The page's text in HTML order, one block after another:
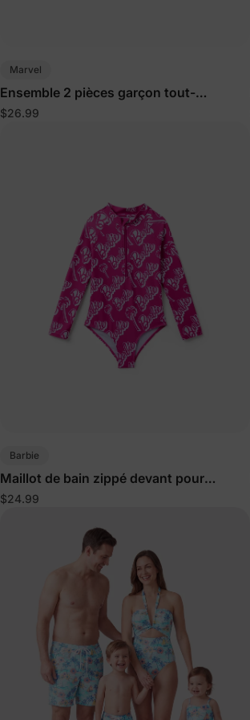
Marvel
Ensemble 2 pièces garçon tout-
petit/enfant avec haut et short imprimé
$26.99
Barbie
Maillot de bain zippé devant pour
fillettes/enfants UPF50+ rose vif
$24.99